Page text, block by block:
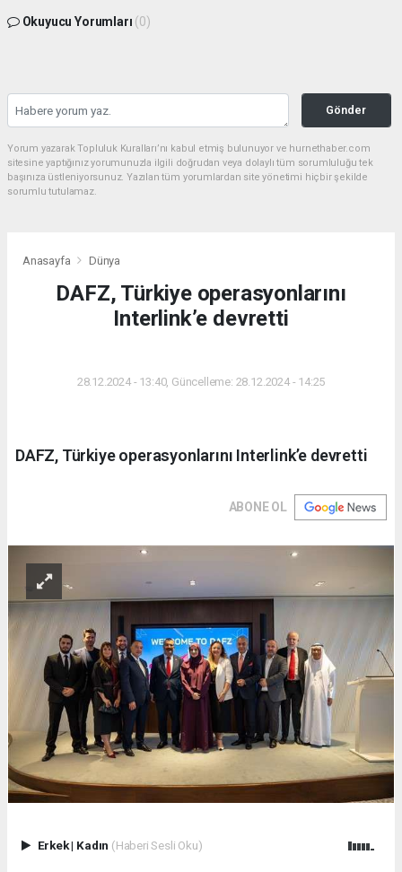
Okuyucu Yorumları (0)
Gönder
Yorum yazarak Topluluk Kuralları’nı kabul etmiş bulunuyor ve hurnethaber.com
sitesine yaptığınız yorumunuzla ilgili doğrudan veya dolaylı tüm sorumluluğu tek
başınıza üstleniyorsunuz. Yazılan tüm yorumlardan site yönetimi hiçbir şekilde
sorumlu tutulamaz.
Anasayfa Dünya
DAFZ, Türkiye operasyonlarını
Interlink’e devretti
28.12.2024 - 13:40, Güncelleme: 28.12.2024 - 14:25
DAFZ, Türkiye operasyonlarını Interlink’e devretti
ABONE OL
Erkek| Kadın (Haberi Sesli Oku)